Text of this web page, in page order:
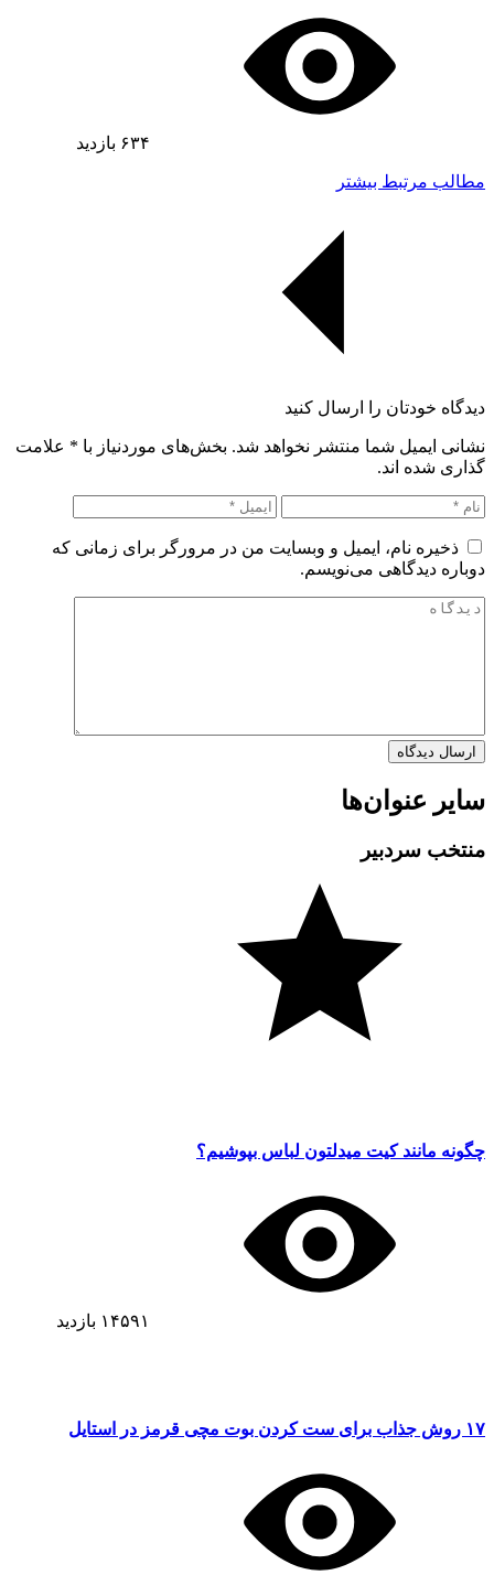
۶۳۴ بازدید
مطالب مرتبط بیشتر
دیدگاه خودتان را ارسال کنید
نشانی ایمیل شما منتشر نخواهد شد. بخش‌های موردنیاز با * علامت
گذاری شده اند.
ذخیره نام، ایمیل و وبسایت من در مرورگر برای زمانی که
دوباره دیدگاهی می‌نویسم.
سایر عنوان‌ها
منتخب سردبیر
چگونه مانند کیت میدلتون لباس بپوشیم؟
۱۴۵۹۱ بازدید
۱۷ روش جذاب برای ست کردن بوت مچی قرمز در استایل